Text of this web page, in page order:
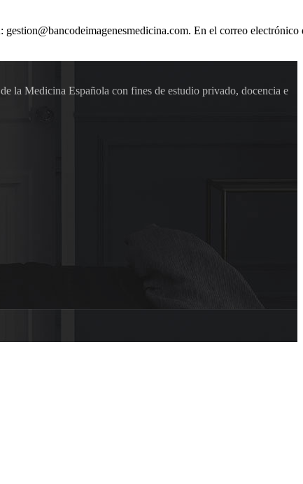
En el correo electrónico
la Medicina Española con fines de estudio privado, docencia e